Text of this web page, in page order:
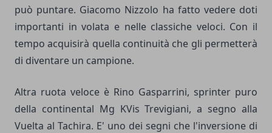
può puntare. Giacomo Nizzolo ha fatto vedere doti
importanti in volata e nelle classiche veloci. Con il
tempo acquisirà quella continuità che gli permetterà
di diventare un campione.
Altra ruota veloce è Rino Gasparrini, sprinter puro
della continental Mg KVis Trevigiani, a segno alla
Vuelta al Tachira. E' uno dei segni che l'inversione di